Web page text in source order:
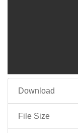
Download
File Size